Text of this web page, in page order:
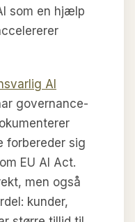
som en hjælp
AI
governance-
forbereder sig
EU AI Act.
men også
kunder,